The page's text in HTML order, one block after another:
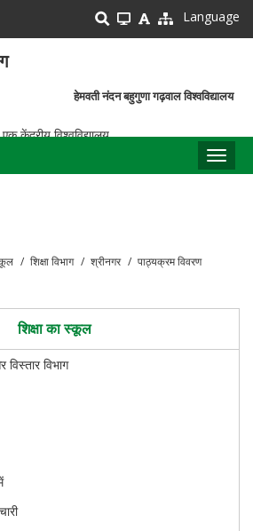
Language
बहुगुणा गढ़वाल विश्वविद्यालय
विश्वविद्यालय
शिक्षा विभाग श्रीनगर पाठ्यक्रम विवरण
शिक्षा का स्कूल
विभाग